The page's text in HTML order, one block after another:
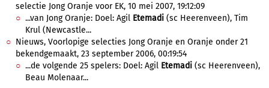
selectie Jong Oranje voor EK, 10 mei 2007, 19:12:09
...van Jong Oranje: Doel: Agil Etemadi (sc Heerenveen), Tim
Krul (Newcastle...
Nieuws, Voorlopige selecties Jong Oranje en Oranje onder 21
bekendgemaakt, 23 september 2006, 00:19:54
...de volgende 25 spelers: Doel: Agil Etemadi (sc Heerenveen),
Beau Molenaar...